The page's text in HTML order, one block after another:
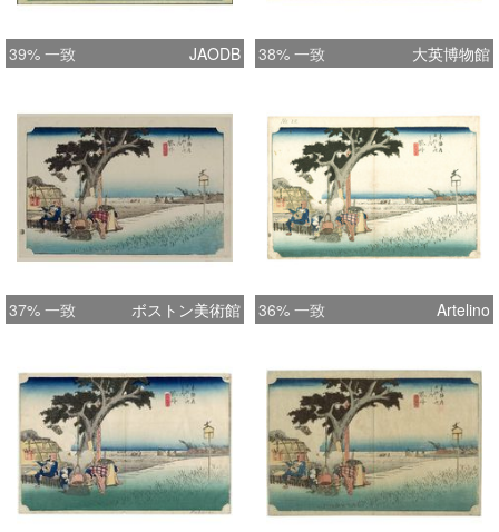
39% 一致 JAODB 38% 一致 大英博物館
37% 一致 ボストン美術館 36% 一致 Artelino